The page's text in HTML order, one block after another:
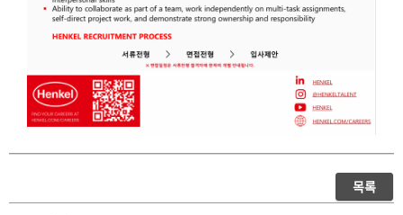
목록